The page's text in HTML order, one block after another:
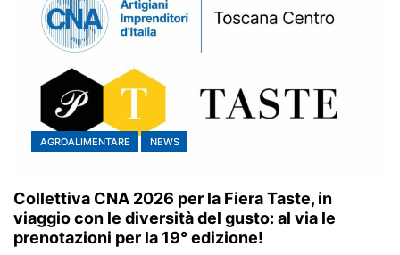
AGROALIMENTARE NEWS
Collettiva CNA 2026 per la Fiera Taste, in
viaggio con le diversità del gusto: al via le
prenotazioni per la 19° edizione!